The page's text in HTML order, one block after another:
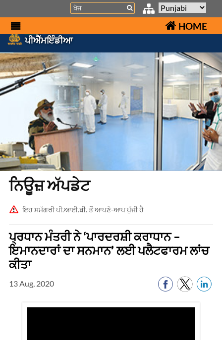
Search
HOME
ਪੀਐੱਮਇੰਡੀਆ
ਨਿਊਜ਼ ਅੱਪਡੇਟ
ਇਹ ਸਮੱਗਰੀ ਪੀ.ਆਈ.ਬੀ. ਤੋਂ ਆਪਣੇ-ਆਪ ਪੁੱਜੀ ਹੈ
ਪ੍ਰਧਾਨ ਮੰਤਰੀ ਨੇ ‘ਪਾਰਦਰਸ਼ੀ ਕਰਾਧਾਨ –
ਇਮਾਨਦਾਰਾਂ ਦਾ ਸਨਮਾਨ’ ਲਈ ਪਲੈਟਫਾਰਮ ਲਾਂਚ
ਕੀਤਾ
13 Aug, 2020